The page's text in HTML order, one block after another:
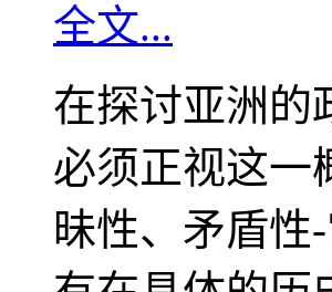
全文...
在探讨亚洲的
必须正视这一
昧性、矛盾性